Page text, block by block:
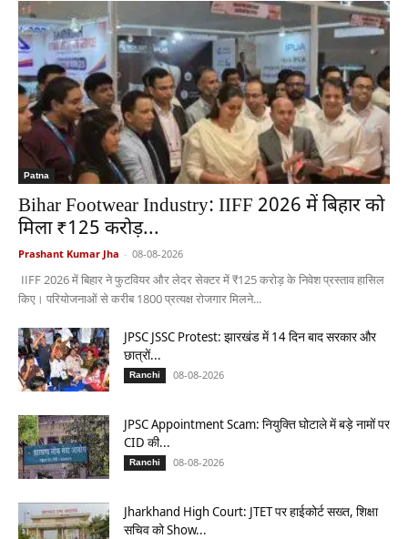
Patna
Bihar Footwear Industry: IIFF 2026 में बिहार को
मिला ₹125 करोड़...
Prashant Kumar Jha - 08-08-2026
IIFF 2026 में बिहार ने फुटवियर और लेदर सेक्टर में ₹125 करोड़ के निवेश प्रस्ताव हासिल
किए। परियोजनाओं से करीब 1800 प्रत्यक्ष रोजगार मिलने...
JPSC JSSC Protest: झारखंड में 14 दिन बाद सरकार और
छात्रों...
Ranchi 08-08-2026
JPSC Appointment Scam: नियुक्ति घोटाले में बड़े नामों पर
CID की...
Ranchi 08-08-2026
Jharkhand High Court: JTET पर हाईकोर्ट सख्त, शिक्षा
सचिव को Show...